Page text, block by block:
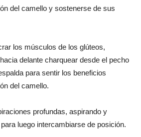
del camello y sostenerse de sus
los músculos de los glúteos,
delante charquear desde el pecho
para sentir los beneficios
del camello.
profundas, aspirando y
luego intercambiarse de posición.